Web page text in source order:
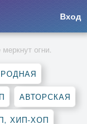
Вход
огни.
АВТОРСКАЯ
ХИП-ХОП